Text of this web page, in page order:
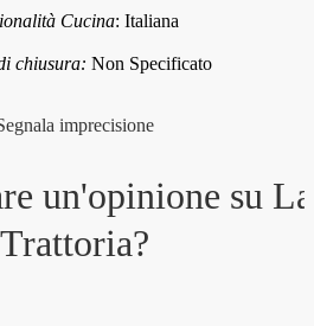
Cucina:Italiana
chiusura: Non Specificato
imprecisione
un'opinione su La
Trattoria?